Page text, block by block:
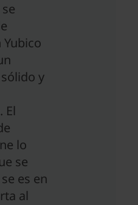
y
El
lo
se
es en
al